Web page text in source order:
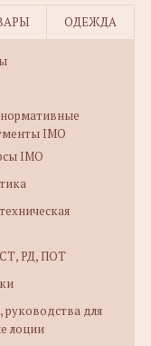
ОДЕЖДА
IMO
IMO
РД, ПОТ
руководства для
лоции